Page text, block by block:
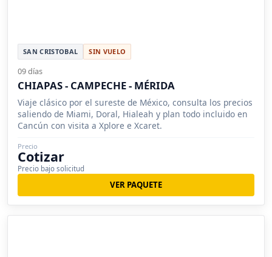
SAN CRISTOBAL SIN VUELO
09 días
CHIAPAS - CAMPECHE - MÉRIDA
Viaje clásico por el sureste de México, consulta los precios
saliendo de Miami, Doral, Hialeah y plan todo incluido en
Cancún con visita a Xplore e Xcaret.
Precio
Cotizar
Precio bajo solicitud
VER PAQUETE